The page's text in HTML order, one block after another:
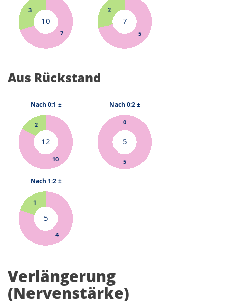
Aus Rückstand
Verlängerung
(Nervenstärke)